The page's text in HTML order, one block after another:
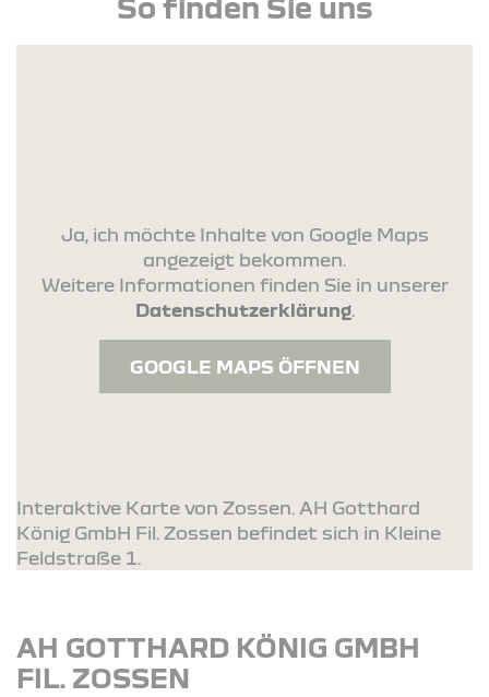
Ja, ich möchte Inhalte von Google Maps
angezeigt bekommen.
Weitere Informationen finden Sie in unserer
Datenschutzerklärung.
GOOGLE MAPS ÖFFNEN
Interaktive Karte von Zossen. AH Gotthard
König GmbH Fil. Zossen befindet sich in Kleine
Feldstraße 1.
AH GOTTHARD KÖNIG GMBH
FIL. ZOSSEN